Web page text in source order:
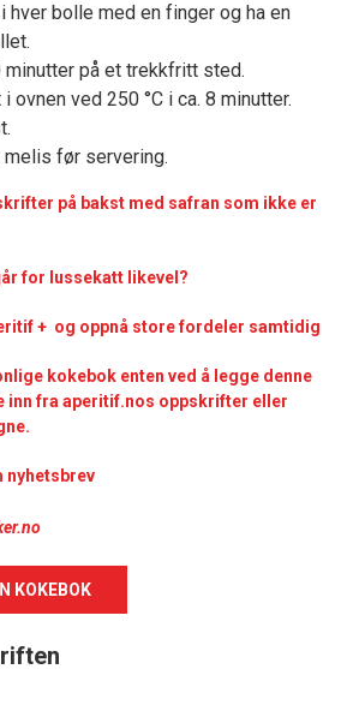
hver bolle med en finger og ha en
minutter på et trekkfritt sted.
ovnen ved 250 °C i ca. 8 minutter.
før servering.
på bakst med safran som ikke er
for lussekatt likevel?
+ og oppnå store fordeler samtidig
kokebok enten ved å legge denne
inn fra aperitif.nos oppskrifter eller
nyhetsbrev
KOKEBOK